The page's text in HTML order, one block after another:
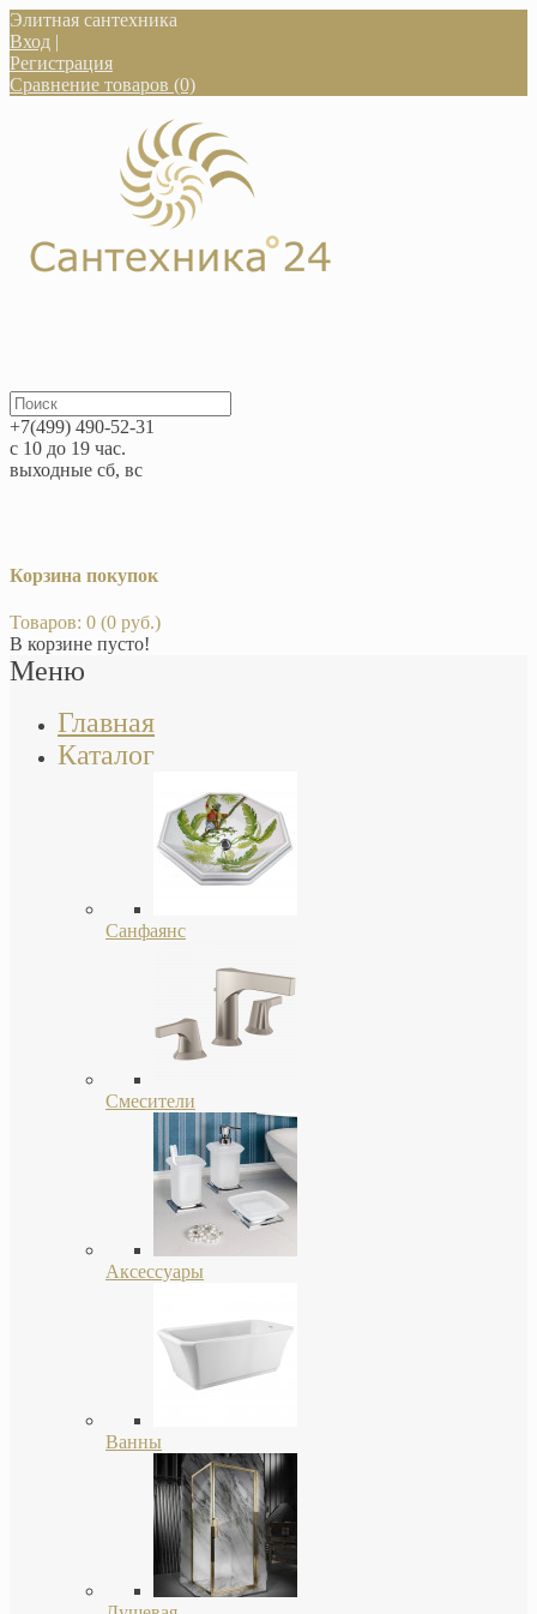
Элитная сантехника
Вход |
Регистрация
Сравнение товаров (0)
+7(499) 490-52-31
с 10 до 19 час.
выходные сб, вс
Корзина покупок
Товаров: 0 (0 руб.)
В корзине пусто!
Меню
Главная
Каталог
Санфаянс
Смесители
Аксессуары
Ванны